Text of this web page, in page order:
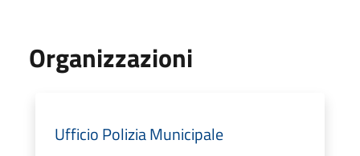
Organizzazioni
Ufficio Polizia Municipale